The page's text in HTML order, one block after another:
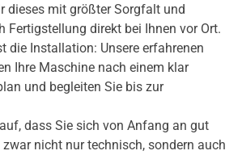
dieses mit größter Sorgfalt und
Fertigstellung direkt bei Ihnen vor Ort.
die Installation: Unsere erfahrenen
Ihre Maschine nach einem klar
und begleiten Sie bis zur
dass Sie sich von Anfang an gut
nicht nur technisch, sondern auch